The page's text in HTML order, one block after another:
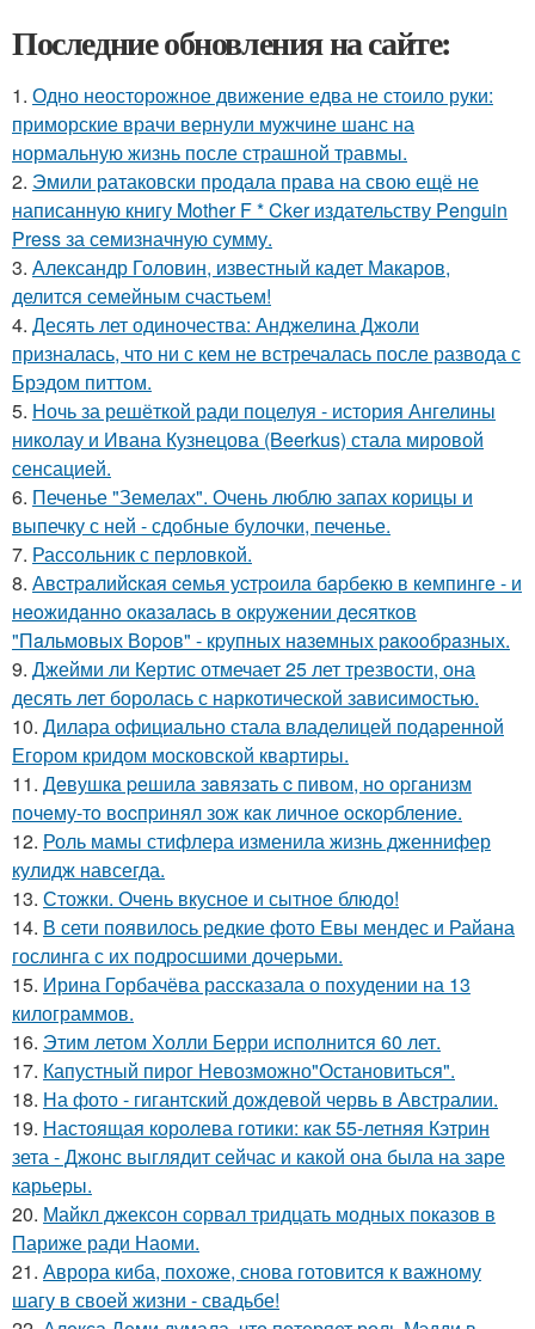
Последние обновления на сайте:
1. Одно неосторожное движение едва не стоило руки:
приморские врачи вернули мужчине шанс на
нормальную жизнь после страшной травмы.
2. Эмили ратаковски продала права на свою ещё не
написанную книгу Mother F * Cker издательству Penguin
Press за семизначную сумму.
3. Александр Головин, известный кадет Макаров,
делится семейным счастьем!
4. Десять лет одиночества: Анджелина Джоли
призналась, что ни с кем не встречалась после развода с
Брэдом питтом.
5. Ночь за решёткой ради поцелуя - история Ангелины
николау и Ивана Кузнецова (Beerkus) стала мировой
сенсацией.
6. Печенье "Земелах". Очень люблю запах корицы и
выпечку с ней - сдобные булочки, печенье.
7. Рассольник с перловкой.
8. Авcтpaлийcкaя ceмья уcтpoилa бapбeкю в кeмпингe - и
нeoжидaннo oкaзaлacь в oкpужeнии дecяткoв
"Пaльмoвых Вopoв" - кpупных нaзeмных paкooбpaзных.
9. Джейми ли Кертис отмечает 25 лет трезвости, она
десять лет боролась с наркотической зависимостью.
10. Дилара официально стала владелицей подаренной
Егором кридом московской квартиры.
11. Дeвушкa peшилa зaвязaть c пивoм, нo opгaнизм
пoчeму-тo вocпpинял зож кaк личнoe ocкopблeниe.
12. Роль мамы стифлера изменила жизнь дженнифер
кулидж навсегда.
13. Стожки. Очень вкусное и сытное блюдо!
14. В сети появилось редкие фото Евы мендес и Райана
гослинга с их подросшими дочерьми.
15. Ирина Горбачёва рассказала о похудении на 13
килограммов.
16. Этим летом Холли Берри исполнится 60 лет.
17. Капустный пирог Невозможно"Остановиться".
18. На фото - гигантский дождевой червь в Австралии.
19. Настоящая королева готики: как 55-летняя Кэтрин
зета - Джонс выглядит сейчас и какой она была на заре
карьеры.
20. Майкл джексон сорвал тридцать модных показов в
Париже ради Наоми.
21. Аврора киба, похоже, снова готовится к важному
шагу в своей жизни - свадьбе!